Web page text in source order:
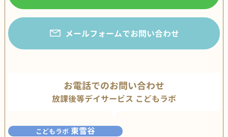
メールフォームでお問い合わせ
お電話でのお問い合わせ
放課後等デイサービス こどもラボ
こどもラボ 東雪谷